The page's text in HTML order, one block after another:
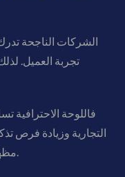
الشركات الناجحة
تجربة العميل.
فاللوحة الاحترافية
التجارية وزيادة فرص
مظهرا أكثر قوة وتنظيما مقارنة بالمنافسين.